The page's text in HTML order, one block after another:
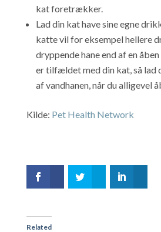
kat foretrækker.
Lad din kat have sine egne
katte vil for eksempel hellere
dryppende hane end af en
er tilfældet med din kat, så lad
af vandhanen, når du alligevel
Kilde: Pet Health Network
Related